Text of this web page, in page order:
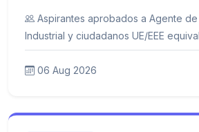
Aspirantes aprobados a Agente
Industrial y ciudadanos UE/EEE
06 Aug 2026